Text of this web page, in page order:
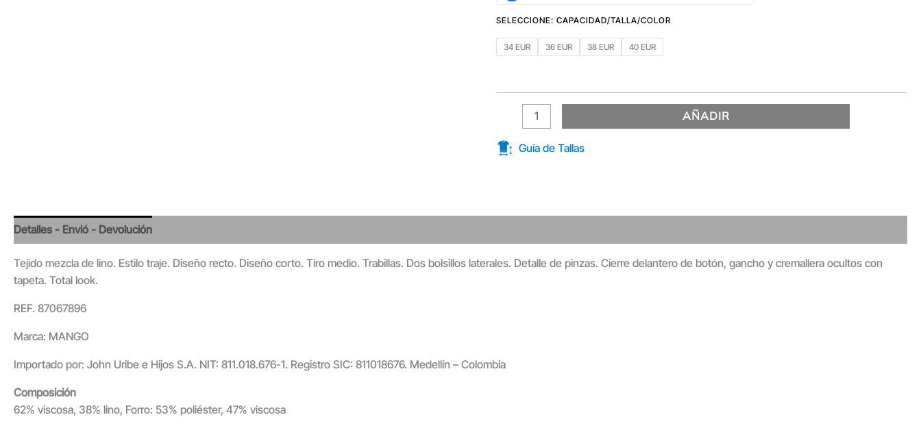
34 EUR 36 EUR 38 EUR 40 EUR
AÑADIR
Guía de Tallas
Detalles - Envió - Devolución
Tejido mezcla de lino. Estilo traje. Diseño recto. Diseño corto. Tiro medio. Trabillas. Dos bolsillos laterales. Detalle de pinzas. Cierre delantero de botón, gancho y cremallera ocultos con
tapeta. Total look.
REF. 87067896
Marca: MANGO
Importado por: John Uribe e Hijos S.A. NIT: 811.018.676-1. Registro SIC: 811018676. Medellín – Colombia
Composición
62% viscosa, 38% lino, Forro: 53% poliéster, 47% viscosa